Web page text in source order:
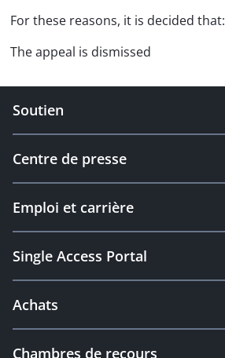
For these reasons, it is decided that:
The appeal is dismissed
Soutien
Centre de presse
Emploi et carrière
Single Access Portal
Achats
Chambres de recours